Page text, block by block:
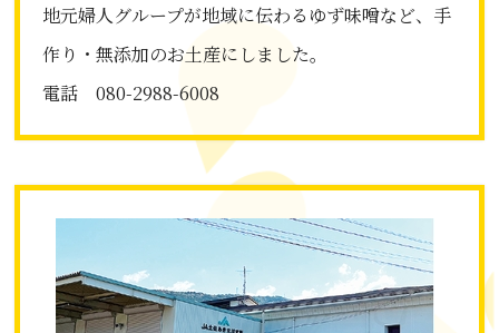
地元婦人グループが地域に伝わるゆず味噌など、手
作り・無添加のお土産にしました。
電話 080-2988-6008